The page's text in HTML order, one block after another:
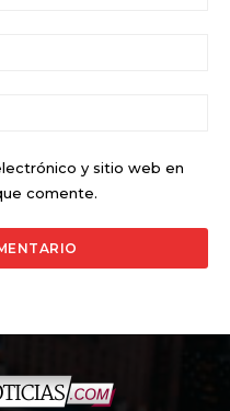
y sitio web en
comente.